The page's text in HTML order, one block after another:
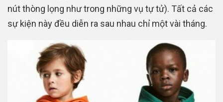
nút thòng lọng như trong những vụ tự tử). Tất cả các
sự kiện này đều diễn ra sau nhau chỉ một vài tháng.